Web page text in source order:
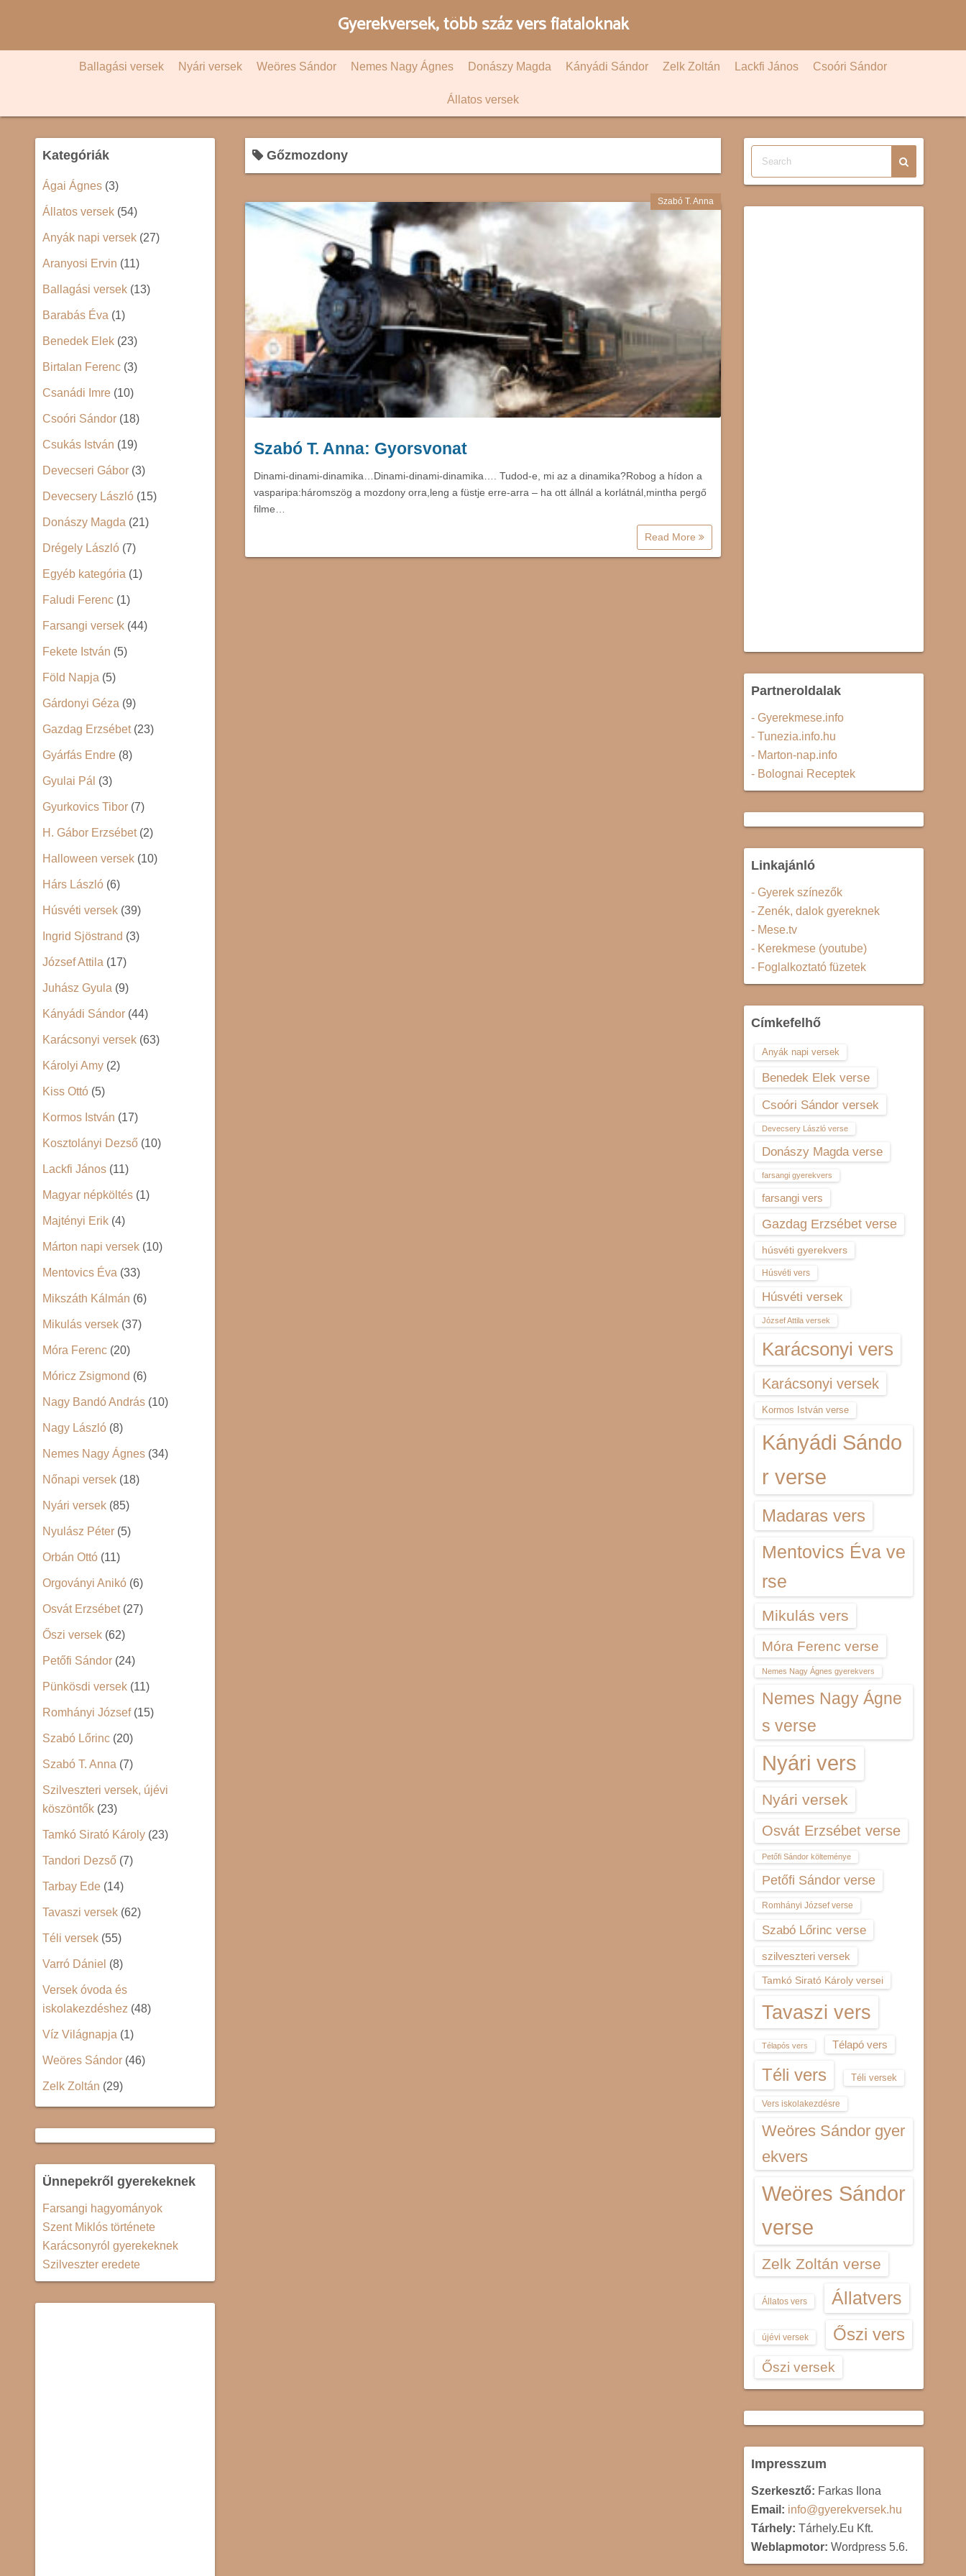
c
Gyerekversek, több száz vers fiataloknak
Ballagási versek Nyári versek Weöres Sándor Nemes Nagy Ágnes Donászy Magda Kányádi Sándor Zelk Zoltán Lackfi János Csoóri Sándor
Állatos versek
Gőzmozdony
Szabó T. Anna
Szabó T. Anna: Gyorsvonat
Dinami-dinami-dinamika…Dinami-dinami-dinamika…. Tudod-e, mi az a dinamika?Robog a hídon a
vasparipa:háromszög a mozdony orra,leng a füstje erre-arra – ha ott állnál a korlátnál,mintha pergő
filme…
Read More
Kategóriák
Ágai Ágnes (3)
Állatos versek (54)
Anyák napi versek (27)
Aranyosi Ervin (11)
Ballagási versek (13)
Barabás Éva (1)
Benedek Elek (23)
Birtalan Ferenc (3)
Csanádi Imre (10)
Csoóri Sándor (18)
Csukás István (19)
Devecseri Gábor (3)
Devecsery László (15)
Donászy Magda (21)
Drégely László (7)
Egyéb kategória (1)
Faludi Ferenc (1)
Farsangi versek (44)
Fekete István (5)
Föld Napja (5)
Gárdonyi Géza (9)
Gazdag Erzsébet(23)
Gyárfás Endre (8)
Gyulai Pál (3)
Gyurkovics Tibor (7)
H. Gábor Erzsébet(2)
Halloween versek (10)
Hárs László (6)
Húsvéti versek (39)
Ingrid Sjöstrand (3)
József Attila (17)
Juhász Gyula (9)
Kányádi Sándor (44)
Karácsonyi versek (63)
Károlyi Amy (2)
Kiss Ottó (5)
Kormos István (17)
Kosztolányi Dezső (10)
Lackfi János (11)
Magyar népköltés (1)
Majtényi Erik (4)
Márton napi versek (10)
Mentovics Éva (33)
Mikszáth Kálmán (6)
Mikulás versek (37)
Móra Ferenc (20)
Móricz Zsigmond (6)
Nagy Bandó András (10)
Nagy László (8)
Nemes Nagy Ágnes (34)
Nőnapi versek (18)
Nyári versek (85)
Nyulász Péter (5)
Orbán Ottó (11)
Orgoványi Anikó (6)
Osvát Erzsébet(27)
Őszi versek (62)
Petőfi Sándor (24)
Pünkösdi versek (11)
Romhányi József(15)
Szabó Lőrinc (20)
Szabó T. Anna (7)
Szilveszteri versek, újévi
köszöntők (23)
Tamkó Sirató Károly (23)
Tandori Dezső (7)
Tarbay Ede (14)
Tavaszi versek (62)
Téli versek (55)
Varró Dániel (8)
Versek óvoda és
iskolakezdéshez (48)
Víz Világnapja (1)
Weöres Sándor (46)
Zelk Zoltán (29)
Ünnepekről gyerekeknek
Farsangi hagyományok
Szent Miklós története
Karácsonyról gyerekeknek
Szilveszter eredete
Partneroldalak
- Gyerekmese.info
- Tunezia.info.hu
- Marton-nap.info
- Bolognai Receptek
Linkajánló
- Gyerek színezők
- Zenék, dalok gyereknek
- Mese.tv
- Kerekmese (youtube)
- Foglalkoztató füzetek
Címkefelhő
Anyák napi versek
Benedek Elek verse
Csoóri Sándor versek
Devecsery László verse
Donászy Magda verse
farsangi gyerekvers
farsangi vers
Gazdag Erzsébet verse
húsvéti gyerekvers
Húsvéti vers
Húsvéti versek
József Attila versek
Karácsonyi vers
Karácsonyi versek
Kormos István verse
Kányádi Sándo
r verse
Madaras vers
Mentovics Éva ve
rse
Mikulás vers
Móra Ferenc verse
Nemes Nagy Ágnes gyerekvers
Nemes Nagy Ágne
s verse
Nyári vers
Nyári versek
Osvát Erzsébet verse
Petőfi Sándor költeménye
Petőfi Sándor verse
Romhányi József verse
Szabó Lőrinc verse
szilveszteri versek
Tamkó Sirató Károly versei
Tavaszi vers
Télapós vers Télapó vers
Téli vers Téli versek
Vers iskolakezdésre
Weöres Sándor gyer
ekvers
Weöres Sándor
verse
Zelk Zoltán verse
Állatos vers Állatvers
újévi versek Őszi vers
Őszi versek
Impresszum
Szerkesztő: Farkas Ilona
Email: info@gyerekversek.hu
Tárhely: Tárhely.Eu Kft.
Weblapmotor: Wordpress 5.6.